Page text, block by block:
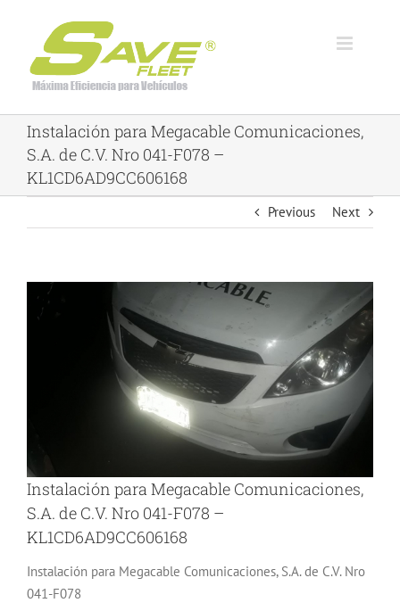
content
Instalación para Megacable Comunicaciones,
S.A. de C.V. Nro 041-F078 –
KL1CD6AD9CC606168
Previous Next
View
Larger
Instalación para Megacable Comunicaciones,
S.A. de C.V. Nro 041-F078 –
KL1CD6AD9CC606168
Instalación para Megacable Comunicaciones, S.A. de C.V. Nro
041-F078